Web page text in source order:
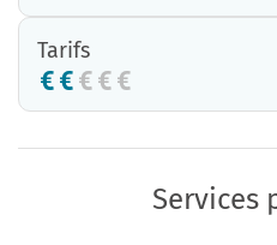
Tarifs
Services